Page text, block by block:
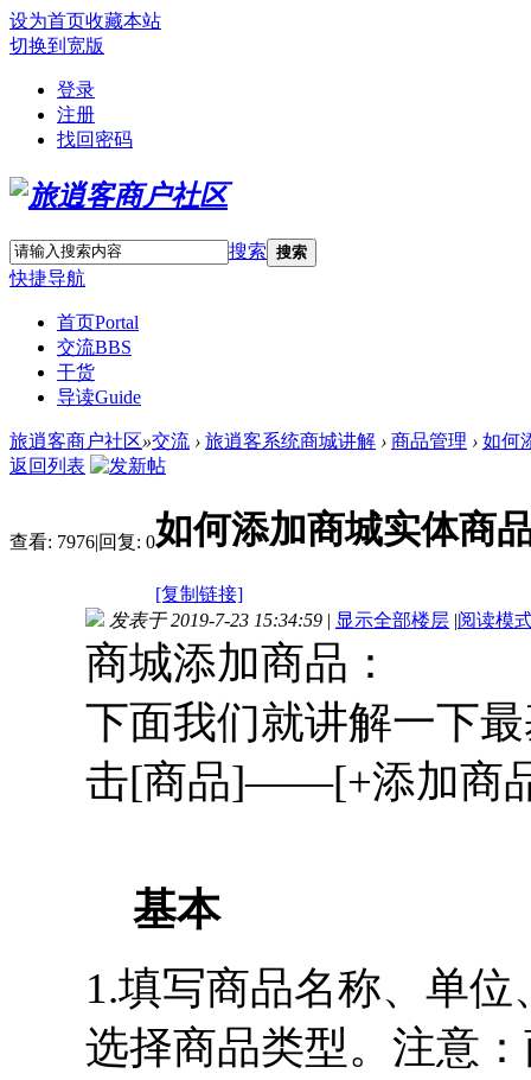
设为首页收藏本站
切换到宽版
登录
注册
找回密码
搜索 搜索
快捷导航
首页Portal
交流BBS
干货
导读Guide
旅逍客商户社区»交流 › 旅逍客系统商城讲解 › 商品管理 › 如何
返回列表
查看: 7976|回复: 0如何添加商城实体商
[复制链接]
发表于 2019-7-23 15:34:59 | 显示全部楼层 |阅读模
商城添加商品：
下面我们就讲解一下
击[商品]——[+添加商
基本
1.填写商品名称、单
选择商品类型。注意